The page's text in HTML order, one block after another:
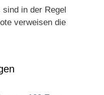
in der Regel
verweisen die